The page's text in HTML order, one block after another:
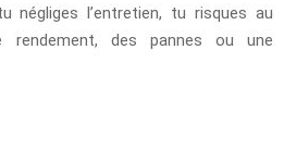
négliges l’entretien, tu risques au
rendement, des pannes ou une